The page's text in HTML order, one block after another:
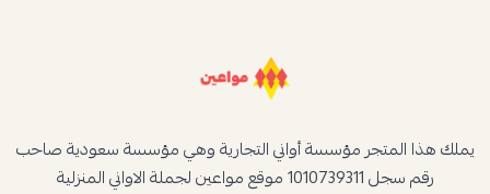
يملك هذا المتجر مؤسسة أواني التجارية وهي مؤسسة سعودية صاحب
رقم سجل 1010739311 موقع مواعين لجملة الاواني المنزلية